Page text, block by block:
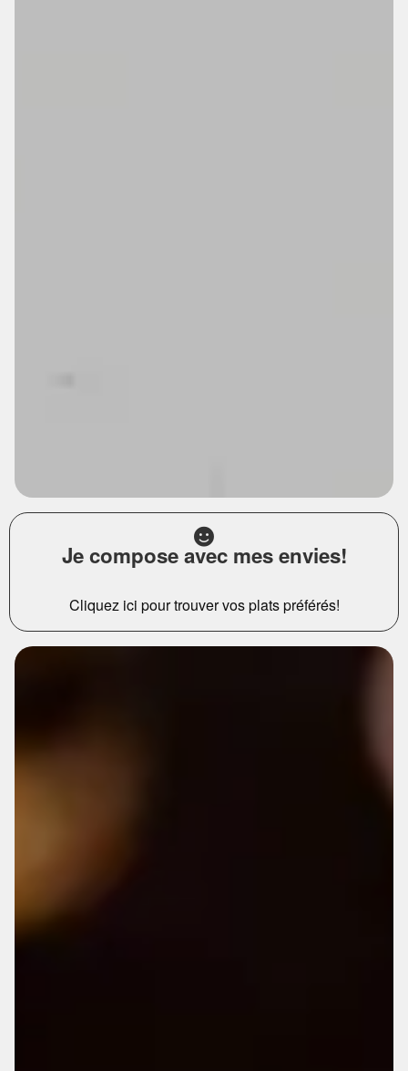
Je compose avec mes envies!
Cliquez ici pour trouver vos plats préférés!